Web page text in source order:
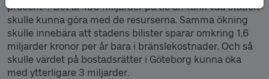
procent*? Det är 150 miljarder på tio år. Tänk vad staden
skulle kunna göra med de resurserna. Samma ökning
skulle innebära att stadens bilister sparar omkring 1,6
miljarder kronor per år bara i bränslekostnader. Och så
skulle värdet på bostadsrätter i Göteborg kunna öka
med ytterligare 3 miljarder.